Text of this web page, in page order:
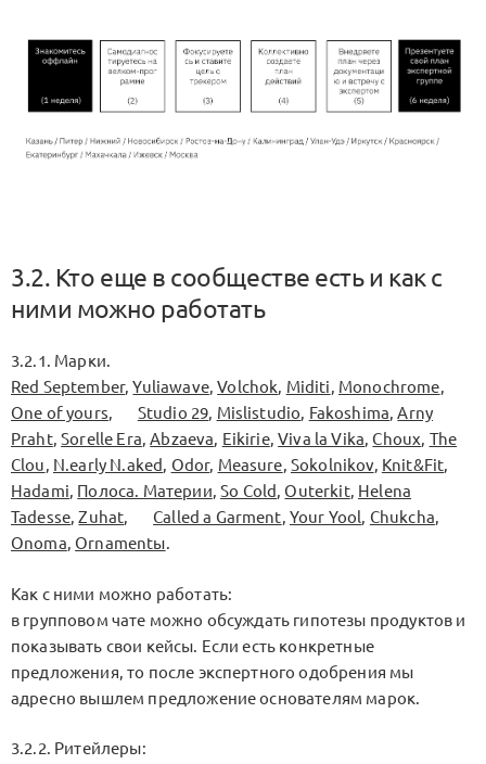
3.2. Кто еще в сообществе есть и как с
ними можно работать
3.2.1. Марки.
Red September,Yuliawave,Volchok, Miditi, Monochrome,
One of yours, Studio 29, Mislistudio, Fakoshima,Arny
Praht,Sorelle Era,Abzaeva, Eikirie,Viva la Vika, Choux, The
Clou, N.early N.aked, Odor, Measure, Sokolnikov, Knit&Fit,
Hadami, Полоса. Материи,So Cold, Outerkit, Helena
Tadesse,Zuhat, Called a Garment, Your Yool, Chukcha,
Onoma, Ornamentы.
Как с ними можно работать:
в групповом чате можно обсуждать гипотезы продуктов и
показывать свои кейсы. Если есть конкретные
предложения, то после экспертного одобрения мы
адресно вышлем предложение основателям марок.
3.2.2. Ритейлеры: